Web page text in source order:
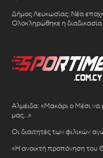
Δήμος Λευκωσίας: Νέα
Ολοκληρώθηκε η
Αλμέιδα: «Μακάρι ο Μέσι να
μας…»
Οι διαιτητές των φιλικών
«Η ανοικτή προπόνηση του